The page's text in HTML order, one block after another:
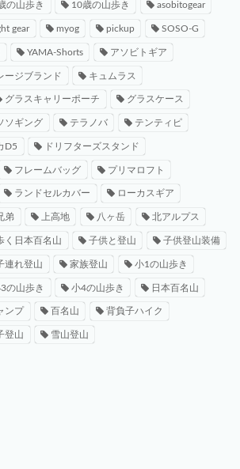
の山歩き 10歳の山歩き asobitogear
gear myog pickup SOSO-G
YAMA-Shorts アソビトギア
ージブランド キュムラス
グラスキャリーポーチ グラスケース
ソギング テラノバ テンティピ
D5 ドリフターズスタンド
フレームバッグ プリマロフト
ランドセルカバー ローカスギア
弟 上高地 八ヶ岳 北アルプス
く日本百名山 子供と登山 子供登山装備
連れ登山 家族登山 小1の山歩き
の山歩き 小4の山歩き 日本百名山
ンプ 百名山 背負子ハイク
登山 雪山登山